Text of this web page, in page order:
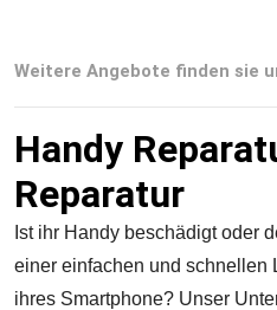
Weitere Angebote finden sie
Handy
Reparatur
Ist ihr Handy beschädigt oder
einer einfachen und schnellen
ihres Smartphone? Unser